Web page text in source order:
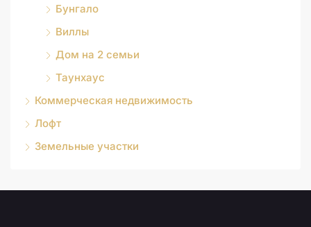
Бунгало
Виллы
Дом на 2 семьи
Таунхаус
Коммерческая недвижимость
Лофт
Земельные участки